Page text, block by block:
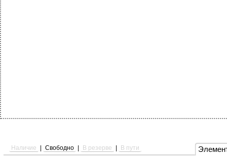
Наличие Свободно В резерве В пути